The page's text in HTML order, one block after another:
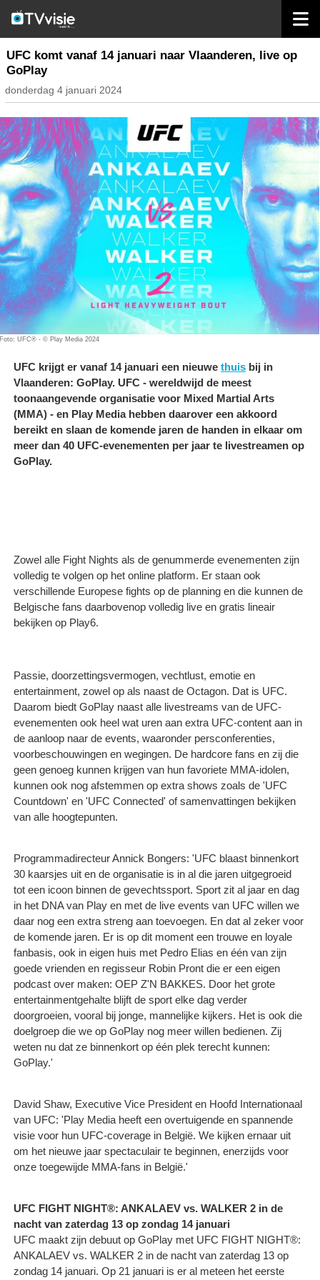
nieuws belgië
UFC komt vanaf 14 januari naar Vlaanderen, live op
GoPlay
donderdag 4 januari 2024
Foto: UFC® - © Play Media 2024
UFC krijgt er vanaf 14 januari een nieuwe thuis bij in
Vlaanderen: GoPlay. UFC - wereldwijd de meest
toonaangevende organisatie voor Mixed Martial Arts
(MMA) - en Play Media hebben daarover een akkoord
bereikt en slaan de komende jaren de handen in elkaar om
meer dan 40 UFC-evenementen per jaar te livestreamen op
GoPlay.
Zowel alle Fight Nights als de genummerde evenementen zijn
volledig te volgen op het online platform. Er staan ook
verschillende Europese fights op de planning en die kunnen de
Belgische fans daarbovenop volledig live en gratis lineair
bekijken op Play6.
Passie, doorzettingsvermogen, vechtlust, emotie en
entertainment, zowel op als naast de Octagon. Dat is UFC.
Daarom biedt GoPlay naast alle livestreams van de UFC-
evenementen ook heel wat uren aan extra UFC-content aan in
de aanloop naar de events, waaronder persconferenties,
voorbeschouwingen en wegingen. De hardcore fans en zij die
geen genoeg kunnen krijgen van hun favoriete MMA-idolen,
kunnen ook nog afstemmen op extra shows zoals de 'UFC
Countdown' en 'UFC Connected' of samenvattingen bekijken
van alle hoogtepunten.
Programmadirecteur Annick Bongers: 'UFC blaast binnenkort
30 kaarsjes uit en de organisatie is in al die jaren uitgegroeid
tot een icoon binnen de gevechtssport. Sport zit al jaar en dag
in het DNA van Play en met de live events van UFC willen we
daar nog een extra streng aan toevoegen. En dat al zeker voor
de komende jaren. Er is op dit moment een trouwe en loyale
fanbasis, ook in eigen huis met Pedro Elias en één van zijn
goede vrienden en regisseur Robin Pront die er een eigen
podcast over maken: OEP Z'N BAKKES. Door het grote
entertainmentgehalte blijft de sport elke dag verder
doorgroeien, vooral bij jonge, mannelijke kijkers. Het is ook die
doelgroep die we op GoPlay nog meer willen bedienen. Zij
weten nu dat ze binnenkort op één plek terecht kunnen:
GoPlay.'
David Shaw, Executive Vice President en Hoofd Internationaal
van UFC: 'Play Media heeft een overtuigende en spannende
visie voor hun UFC-coverage in België. We kijken ernaar uit
om het nieuwe jaar spectaculair te beginnen, enerzijds voor
onze toegewijde MMA-fans in België.'
UFC FIGHT NIGHT®: ANKALAEV vs. WALKER 2 in de
nacht van zaterdag 13 op zondag 14 januari
UFC maakt zijn debuut op GoPlay met UFC FIGHT NIGHT®:
ANKALAEV vs. WALKER 2 in de nacht van zaterdag 13 op
zondag 14 januari. Op 21 januari is er al meteen het eerste